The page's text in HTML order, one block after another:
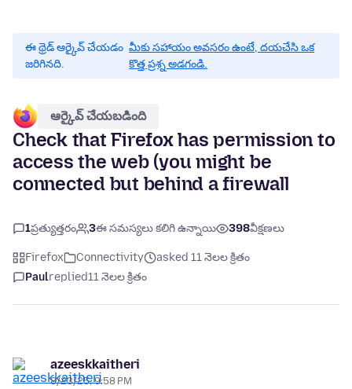
ఈ థ్రెడ్ ఆర్కైవ్ చేయడం
జరిగినది.
మీకు సహాయం అవసరం ఉంటే, దయచేసి ఒక
కొత్త ప్రశ్న అడగండి.
ఆర్కైవ్ చేయబడింది
Check that Firefox has permission to
access the web (you might be
connected but behind a firewall
1ప్రత్యుత్తరం 3ఈ సమస్యలు కలిగి ఉన్నాయి 398వీక్షణలు
Firefox Connectivity
asked 11 నెలల క్రితం
Paulreplied11 నెలల క్రితం
azeeskkaitheri
8/23/25, 9:58 PM